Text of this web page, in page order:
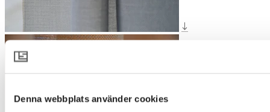
Denna webbplats använder cookies